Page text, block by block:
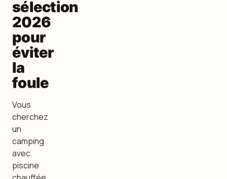
sélection
2026
pour
éviter
la
foule
Vous
cherchez
un
camping
avec
piscine